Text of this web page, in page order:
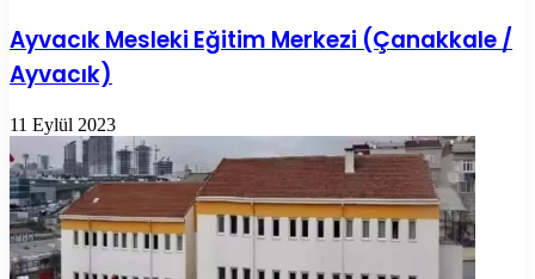
Ayvacık Mesleki Eğitim Merkezi (Çanakkale /
Ayvacık)
11 Eylül 2023